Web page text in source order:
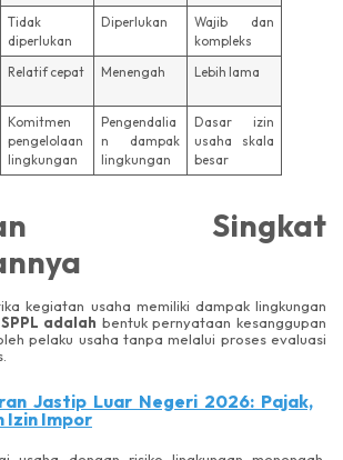
Tidak
diperlukan
Diperlukan
Wajib dan
kompleks
Relatif cepat Menengah Lebih lama
Komitmen
pengelolaan
lingkungan
Pengendalia
n dampak
lingkungan
Dasar izin
usaha skala
besar
Singkat
kegiatan usaha memiliki dampak lingkungan
SPPL adalah bentuk pernyataan kesanggupan
pelaku usaha tanpa melalui proses evaluasi
Jastip Luar Negeri 2026: Pajak,
Izin Impor